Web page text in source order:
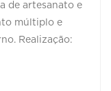
de artesanato e
múltiplo e
Realização: